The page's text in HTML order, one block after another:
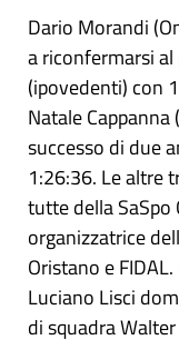
Dario Morandi
a riconfermarsi
(ipovedenti) con
Natale Cappanna
successo di due
1:26:36. Le altre
tutte della SaSpo
organizzatrice
Oristano e
Luciano Lisci
di squadra